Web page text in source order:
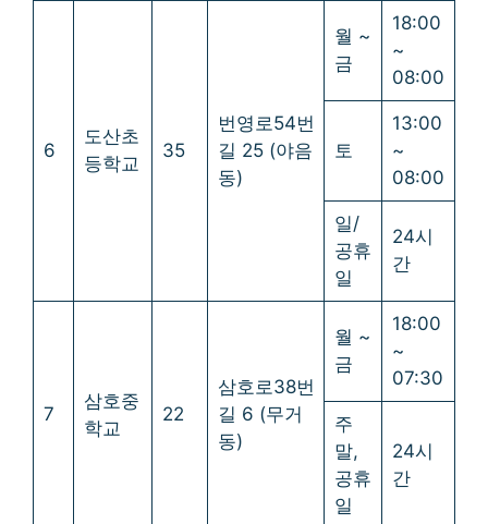
6
도산초
등학교
35
번영로54번
길 25 (야음
동)
월 ~
금
18:00
~
08:00
토
13:00
~
08:00
일/
공휴
일
24시
간
7
삼호중
학교
22
삼호로38번
길 6 (무거
동)
월 ~
금
18:00
~
07:30
주
말,
공휴
일
24시
간